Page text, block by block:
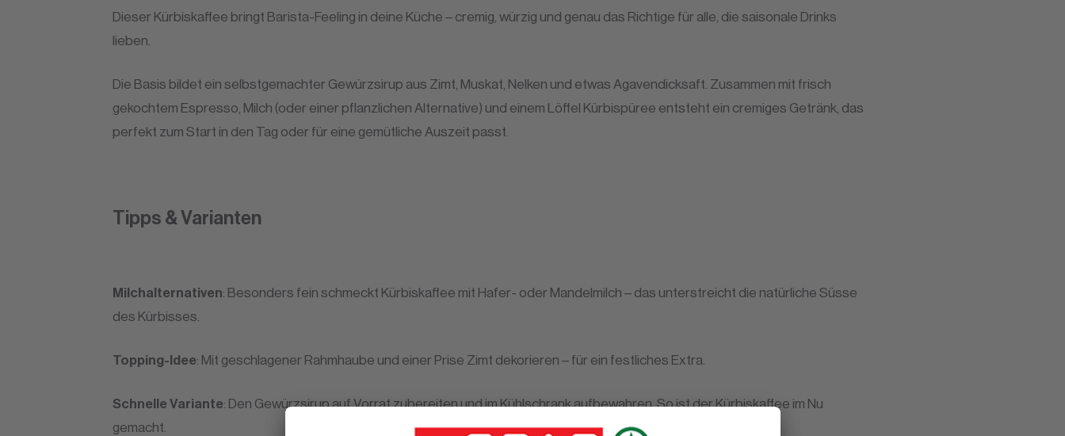
Dieser Kürbiskaffee bringt Barista-Feeling in deine Küche – cremig, würzig und genau das Richtige für alle, die saisonale Drinks
lieben.
Die Basis bildet ein selbstgemachter Gewürzsirup aus Zimt, Muskat, Nelken und etwas Agavendicksaft. Zusammen mit frisch
gekochtem Espresso, Milch (oder einer pflanzlichen Alternative) und einem Löffel Kürbispüree entsteht ein cremiges Getränk, das
perfekt zum Start in den Tag oder für eine gemütliche Auszeit passt.
Tipps & Varianten
Milchalternativen: Besonders fein schmeckt Kürbiskaffee mit Hafer- oder Mandelmilch – das unterstreicht die natürliche Süsse
des Kürbisses.
Topping-Idee: Mit geschlagener Rahmhaube und einer Prise Zimt dekorieren – für ein festliches Extra.
Schnelle Variante: Den Gewürzsirup auf Vorrat zubereiten und im Kühlschrank aufbewahren. So ist der Kürbiskaffee im Nu
gemacht.